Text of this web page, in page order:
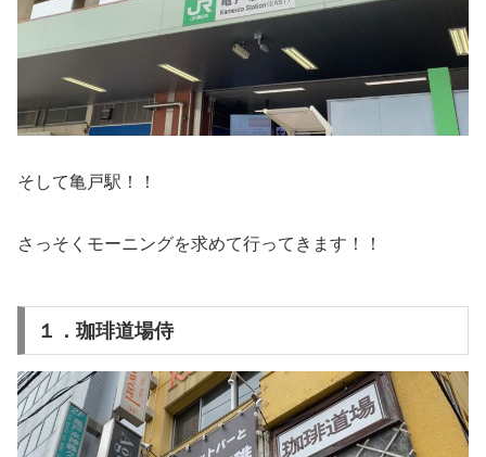
そして亀戸駅！！
さっそくモーニングを求めて行ってきます！！
１．珈琲道場侍